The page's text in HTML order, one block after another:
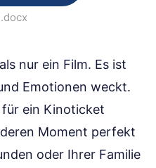
.docx
nur ein Film. Es ist
Emotionen weckt.
ein Kinoticket
Moment perfekt
oder Ihrer Familie